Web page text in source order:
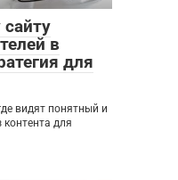
в
для
видят понятный и
контента для